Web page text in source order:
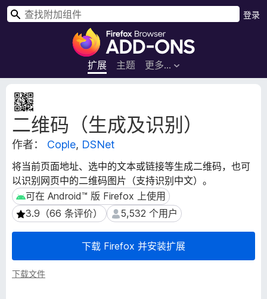
F
r
e
x
浏
器
附
加
组
件
扩展 主题 更多…
登录
搜
二维码（生成及识别）
作者： Cople, DSNet
将当前页面地址、选中的文本或链接等生成二维码，也可
以识别网页中的二维码图片（支持识别中文）。
可在 Android™ 版 Firefox 上使用
可在 Android™ 版 Firefox 上使用
3.9（66 条评价）
3.9（66 条评价） 5,532 个用户
5,532 个用户
下载 Firefox 并安装扩展
下载文件
扩
展
元
数
据